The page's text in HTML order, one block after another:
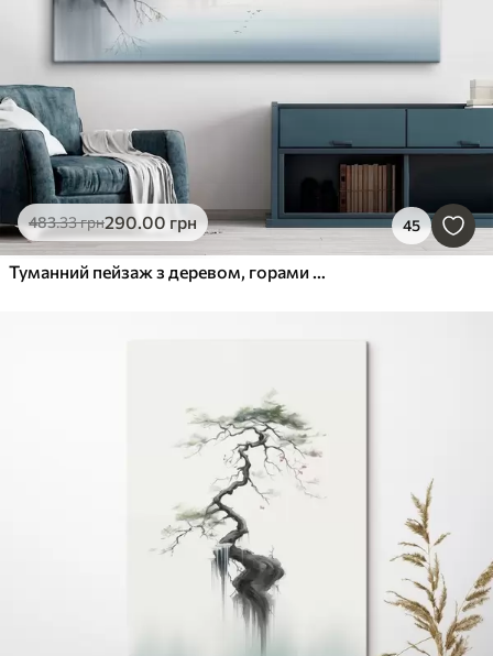
483.33грн290.00 грн 45
Туманний пейзаж з деревом, горами та птахами